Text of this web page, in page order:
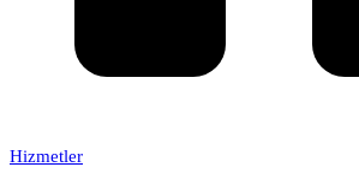
Hizmetler